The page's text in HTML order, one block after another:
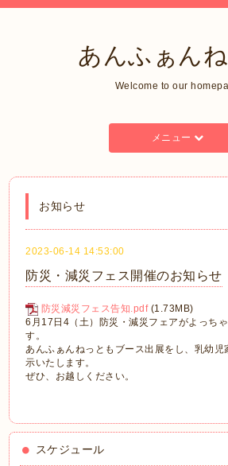
あんふぁん
Welcome to our
メニュー
お知らせ
2023-06-14 14:53:00
防災・減災フェス開催のお知らせ
防災減災フェス告知.pdf (1.73MB)
6月17日4（土）防災・減災フェアがよっち
す。
あんふぁんねっともブース出展をし、乳幼児
示いたします。
ぜひ、お越しください。
スケジュール